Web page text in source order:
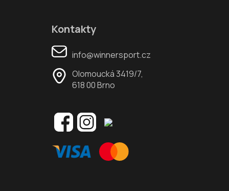
Kontakty
info@winnersport.cz
Olomoucká 3419/7,
618 00 Brno